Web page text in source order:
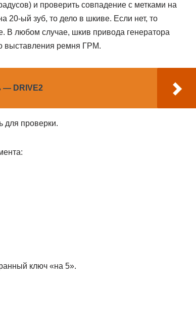
и проверить совпадение с метками на
20-ый зуб, то дело в шкиве. Если нет, то
В любом случае, шкив привода генератора
выставления ремня ГРМ.
— DRIVE2
для проверки.
ключ «на 5».